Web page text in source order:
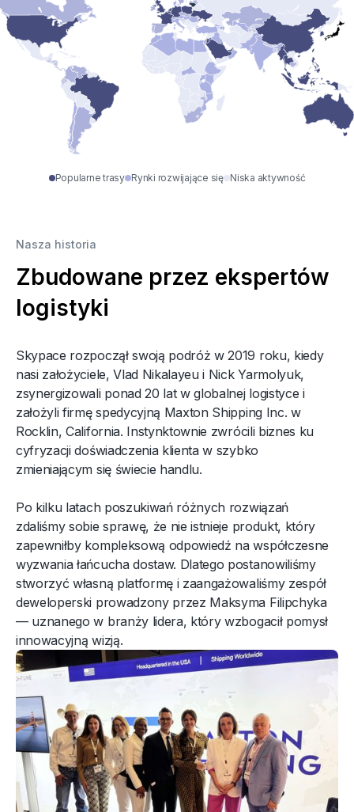
Popularne trasy Rynki rozwijające się Niska aktywność
Nasza historia
Zbudowane przez ekspertów
logistyki
Skypace rozpoczął swoją podróż w 2019 roku, kiedy
nasi założyciele, Vlad Nikalayeu i Nick Yarmolyuk,
zsynergizowali ponad 20 lat w globalnej logistyce i
założyli firmę spedycyjną Maxton Shipping Inc. w
Rocklin, California. Instynktownie zwrócili biznes ku
cyfryzacji doświadczenia klienta w szybko
zmieniającym się świecie handlu.
Po kilku latach poszukiwań różnych rozwiązań
zdaliśmy sobie sprawę, że nie istnieje produkt, który
zapewniłby kompleksową odpowiedź na współczesne
wyzwania łańcucha dostaw. Dlatego postanowiliśmy
stworzyć własną platformę i zaangażowaliśmy zespół
deweloperski prowadzony przez Maksyma Filipchyka
— uznanego w branży lidera, który wzbogacił pomysł
innowacyjną wizją.